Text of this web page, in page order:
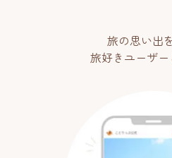
旅の思い出
旅好きユーザー